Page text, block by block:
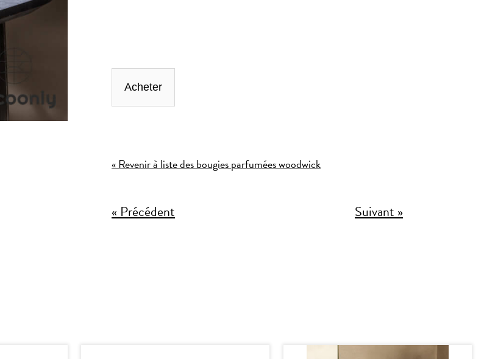
Acheter
« Revenir à liste des bougies parfumées woodwick
« Précédent Suivant »